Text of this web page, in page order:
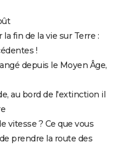
fin de la vie sur Terre :
!
depuis le Moyen Âge,
au bord de l'extinction il
vitesse ? Ce que vous
prendre la route des